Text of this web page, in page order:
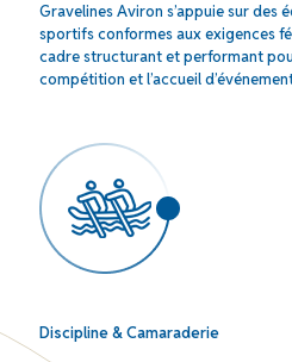
Gravelines Aviron s’appuie sur des
sportifs conformes aux exigences
cadre structurant et performant
compétition et l’accueil
Discipline & Camaraderie